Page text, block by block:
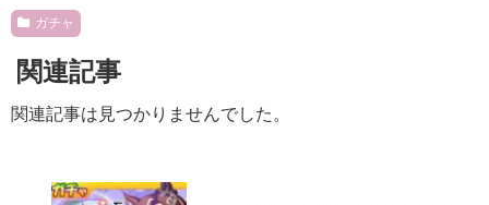
ガチャ
関連記事
関連記事は見つかりませんでした。